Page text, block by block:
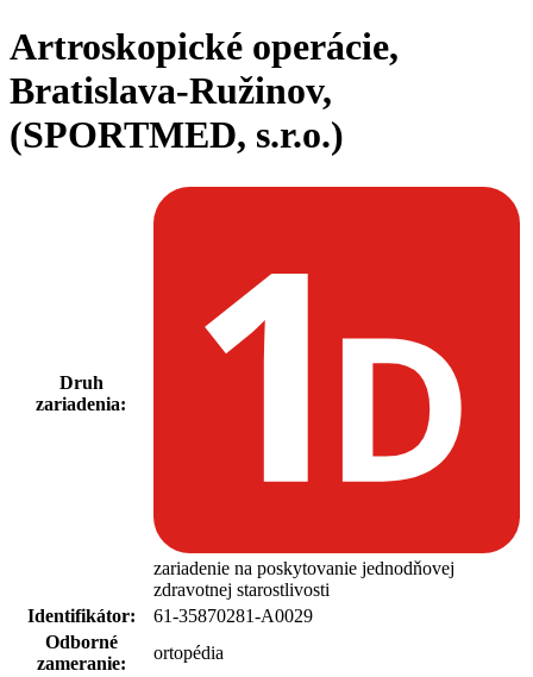
Artroskopické operácie,
Bratislava-Ružinov,
(SPORTMED, s.r.o.)
Druh
zariadenia:
zariadenie na poskytovanie jednodňovej
zdravotnej starostlivosti
Identifikátor:
61-35870281-A0029
Odborné
zameranie:
ortopédia